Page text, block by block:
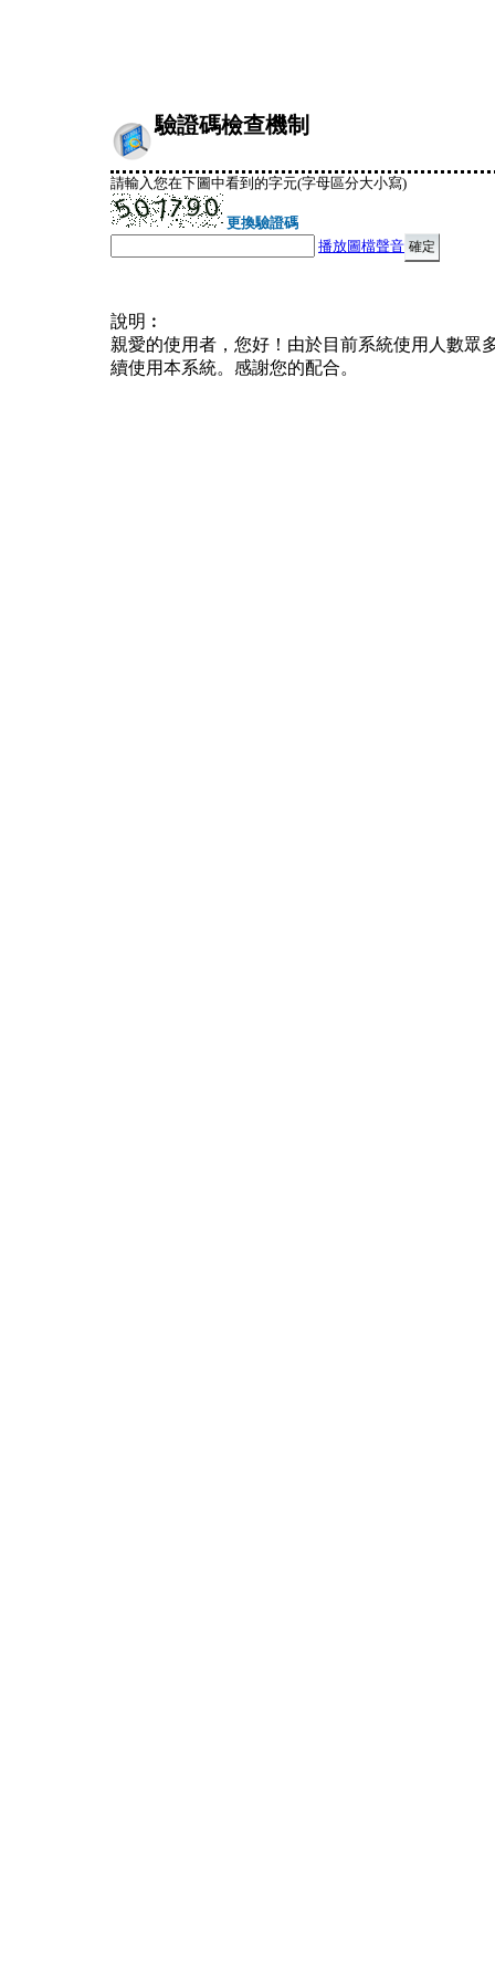
驗證碼檢查機制
請輸入您在下圖中看到的字元(字母區分大小寫)
更換驗證碼
播放圖檔聲音
說明︰
親愛的使用者，您好！由於目前系統使用人數眾
續使用本系統。感謝您的配合。